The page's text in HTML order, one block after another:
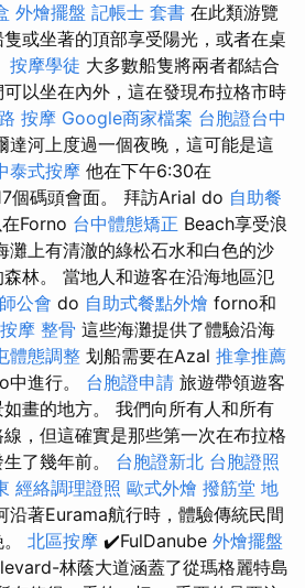
外燴擺盤 記帳士 套書 在此類游覽
或坐著的頂部享受陽光，或者在桌
按摩學徒 大多數船隻將兩者都結合
以坐在內外，這在發現布拉格市時
按摩 Google商家檔案 台胞證台中
達河上度過一個夜晚，這可能是這
泰式按摩 他在下午6:30在
個碼頭會面。 拜訪Arial do 自助餐
Forno 台中體態矯正 Beach享受浪
灘上有清澈的綠松石水和白色的沙
林。 當地人和遊客在沿海地區氾
公會 do 自助式餐點外燴 forno和
摩 整骨 這些海灘提供了體驗沿海
體態調整 划船需要在Azal 推拿推薦
中進行。 台胞證申請 旅遊帶領遊客
畫的地方。 我們向所有人和所有
，但這確實是那些第一次在布拉格
了幾年前。 台胞證新北 台胞證照
經絡調理證照 歐式外燴 撥筋堂 地
沿著Eurama航行時，體驗傳統民間
北區按摩 ✔️FulDanube 外燴擺盤
林蔭大道涵蓋了從瑪格麗特島